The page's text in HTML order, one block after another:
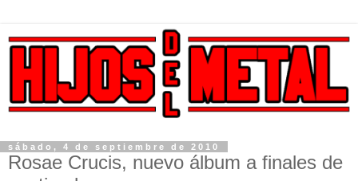
sábado, 4 de septiembre de 2010
Rosae Crucis, nuevo álbum a finales de